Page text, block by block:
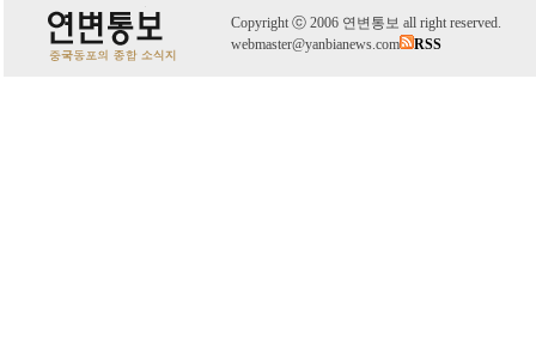
Copyright ⓒ 2006 연변통보 all right reserved.
webmaster@yanbianews.com
RSS